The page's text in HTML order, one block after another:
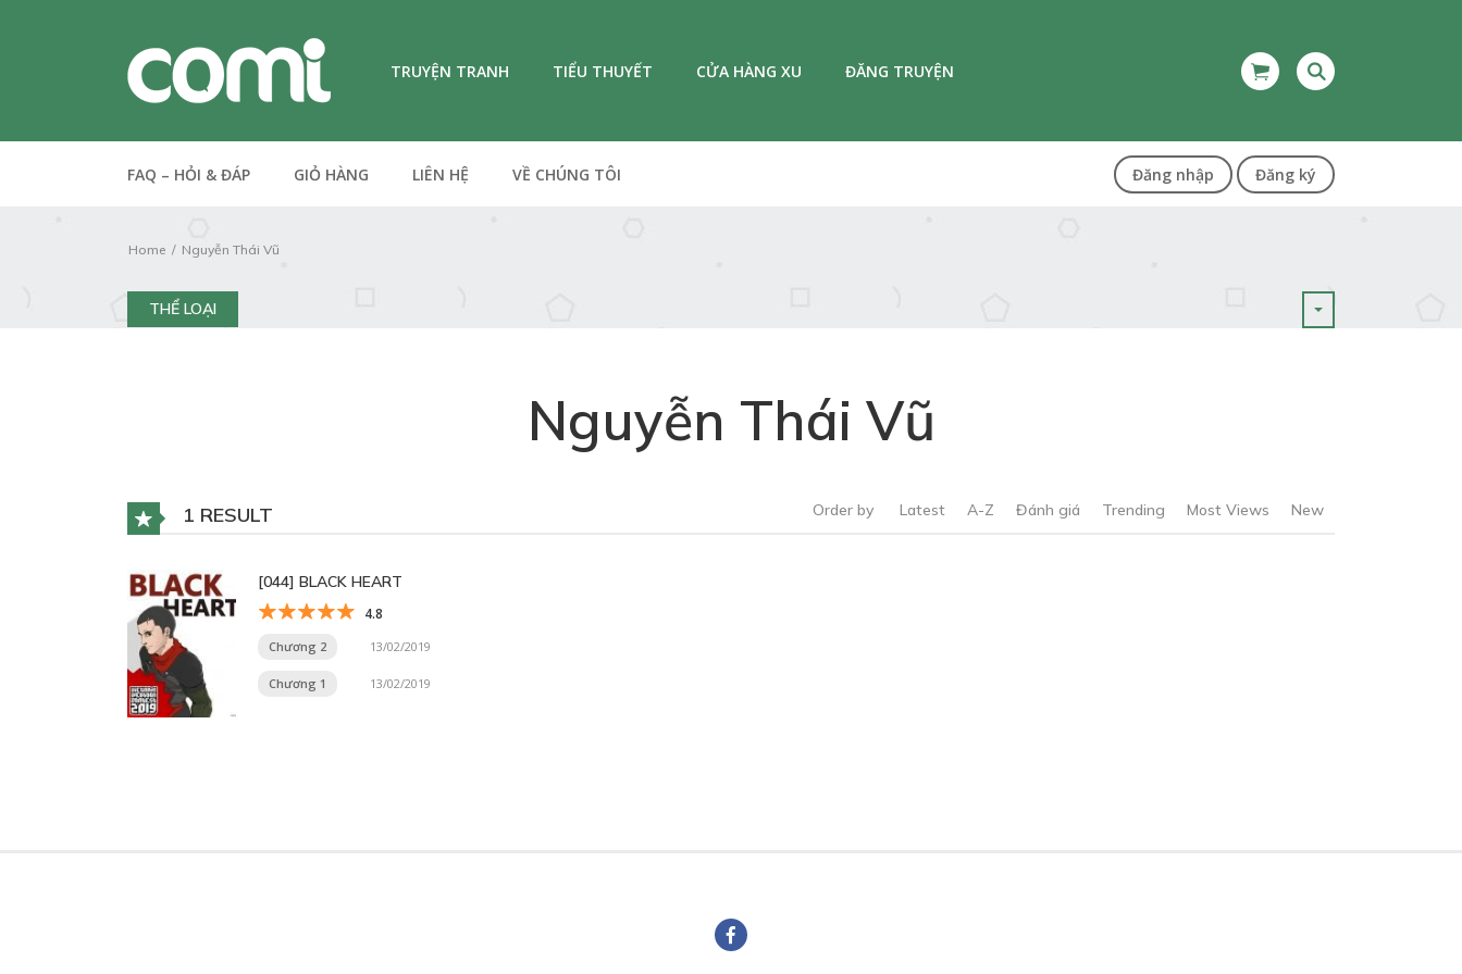
TRUYỆN TRANH TIỂU THUYẾT CỬA HÀNG XU ĐĂNG TRUYỆN
FAQ – HỎI & ĐÁP GIỎ HÀNG LIÊN HỆ VỀ CHÚNG TÔI Đăng nhập Đăng ký
Home Nguyễn Thái Vũ
THỂ LOẠI
Nguyễn Thái Vũ
1 RESULT Order by Latest A-Z Đánh giá Trending Most Views New
[044] BLACK HEART
4.8
Chương 2 13/02/2019
Chương 1 13/02/2019